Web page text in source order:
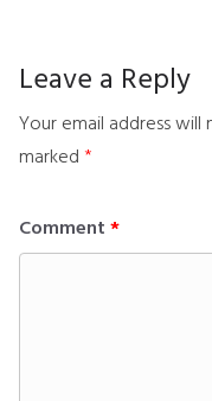
Leave a Reply
Your email address will
marked *
Comment *